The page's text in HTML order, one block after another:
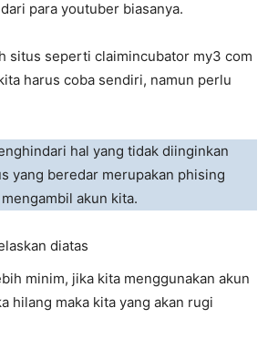
para youtuber biasanya.
situs seperti claimincubator my3 com
harus coba sendiri, namun perlu
hal yang tidak diinginkan
yang beredar merupakan phising
akun kita.
diatas
minim, jika kita menggunakan akun
hilang maka kita yang akan rugi